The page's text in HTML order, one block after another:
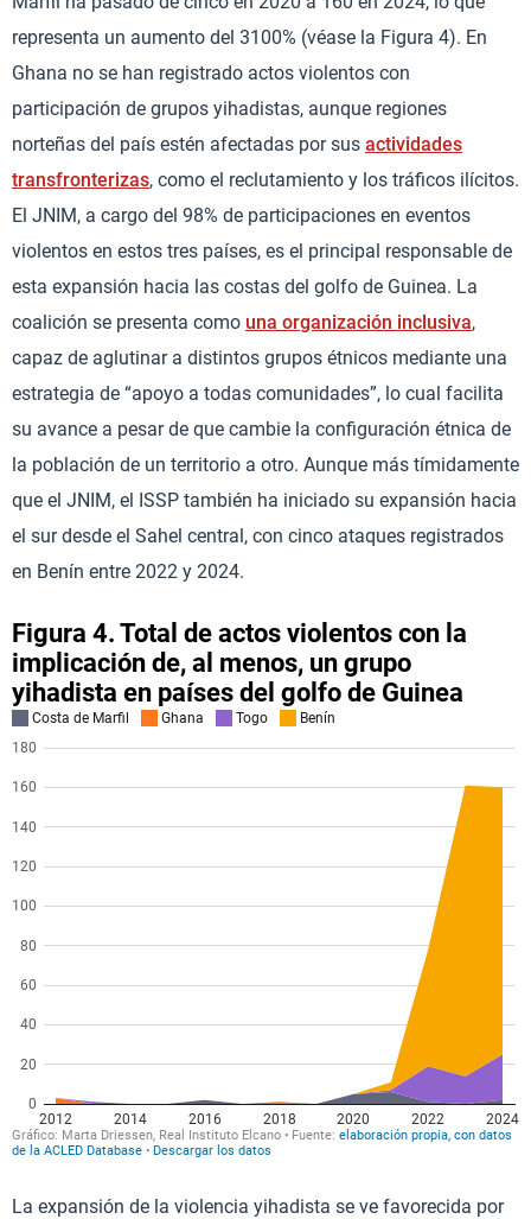
representa un aumento del 3100% (véase la Figura 4). En
Ghana no se han registrado actos violentos con
participación de grupos yihadistas, aunque regiones
norteñas del país estén afectadas por sus actividades
transfronterizas, como el reclutamiento y los tráficos ilícitos.
El JNIM, a cargo del 98% de participaciones en eventos
violentos en estos tres países, es el principal responsable de
esta expansión hacia las costas del golfo de Guinea. La
coalición se presenta como una organización inclusiva,
capaz de aglutinar a distintos grupos étnicos mediante una
estrategia de “apoyo a todas comunidades”, lo cual facilita
su avance a pesar de que cambie la configuración étnica de
la población de un territorio a otro. Aunque más tímidamente
que el JNIM, el ISSP también ha iniciado su expansión hacia
el sur desde el Sahel central, con cinco ataques registrados
en Benín entre 2022 y 2024.
La expansión de la violencia yihadista se ve favorecida por